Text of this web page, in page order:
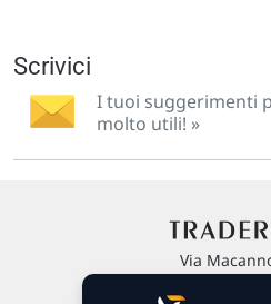
Scrivici
I tuoi suggerimenti
molto utili! »
Via